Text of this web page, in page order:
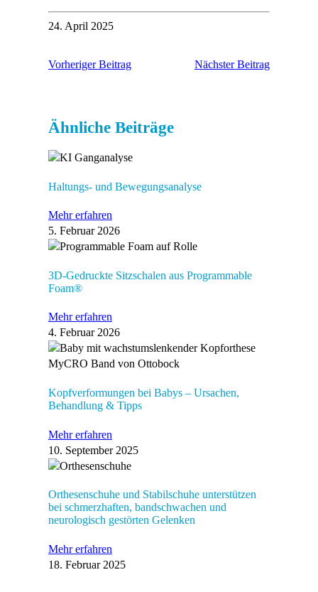
24. April 2025
Vorheriger Beitrag Nächster Beitrag
Ähnliche Beiträge
Haltungs- und Bewegungsanalyse
Mehr erfahren
5. Februar 2026
3D-Gedruckte Sitzschalen aus Programmable
Foam®
Mehr erfahren
4. Februar 2026
Kopfverformungen bei Babys – Ursachen,
Behandlung & Tipps
Mehr erfahren
10. September 2025
Orthesenschuhe und Stabilschuhe unterstützen
bei schmerzhaften, bandschwachen und
neurologisch gestörten Gelenken
Mehr erfahren
18. Februar 2025